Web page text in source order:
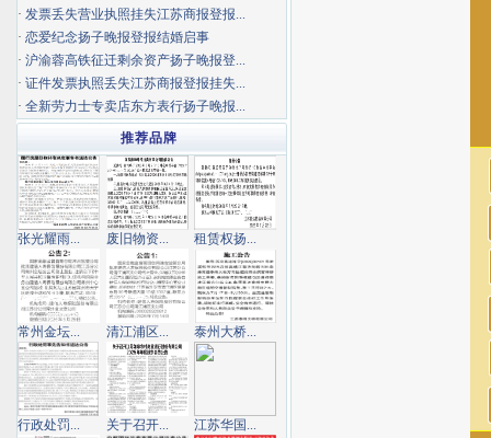
· 发票丢失营业执照挂失江苏商报登报...
· 恋爱纪念扬子晚报登报结婚启事
· 沪渝蓉高铁征迁剩余资产扬子晚报登...
· 证件发票执照丢失江苏商报登报挂失...
· 全新劳力士专卖店东方表行扬子晚报...
推荐品牌
张光耀雨... 废旧物资... 租赁权扬...
常州金坛... 清江浦区... 泰州大桥...
行政处罚... 关于召开... 江苏华国...